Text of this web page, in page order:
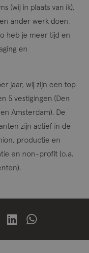
(wij in plaats van ik),
ander werk doen,
heb je meer tijd en
en
jaar, wij zijn een top
5 vestigingen (Den
Amsterdam). De
zijn actief in de
productie en
en non-profit (o.a.